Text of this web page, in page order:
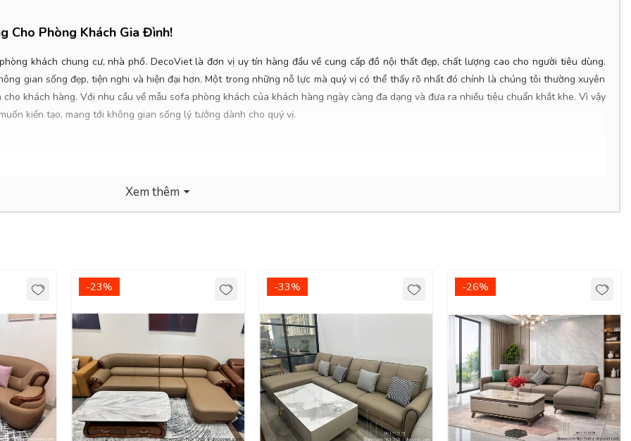
Cho Phòng Khách Gia Đình!
khách chung cư, nhà phố. DecoViet là đơn vị uy tín hàng đầu về cung cấp đồ nội thất đẹp, chất lượng cao cho người tiêu dùng.
gian sống đẹp, tiện nghi và hiện đại hơn. Một trong những nỗ lực mà quý vị có thể thấy rõ nhất đó chính là chúng tôi thường xuyên
khách hàng. Với nhu cầu về mẫu sofa phòng khách của khách hàng ngày càng đa dạng và đưa ra nhiều tiêu chuẩn khắt khe. Vì vậy
kiến tạo, mang tới không gian sống lý tưởng dành cho quý vị.
nội thành Bình Dương. - Các tỉnh khác tính phí giao Chành xe do đơn vị vận chuyển báo giá.
Trọng Cho Phòng Khách!
tương thích với căn phòng, bạn nên đo lường chính xác diện tích không gian và nhờ nhân viên tư vấn chọn giúp sản phẩm phù hợp.
Xem thêm
-23% -33% -26%